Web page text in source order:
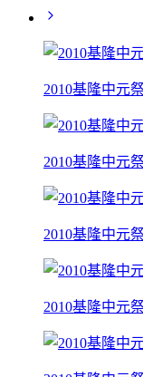
2010基隆中元
2010基隆中元
2010基隆中元
2010基隆中元